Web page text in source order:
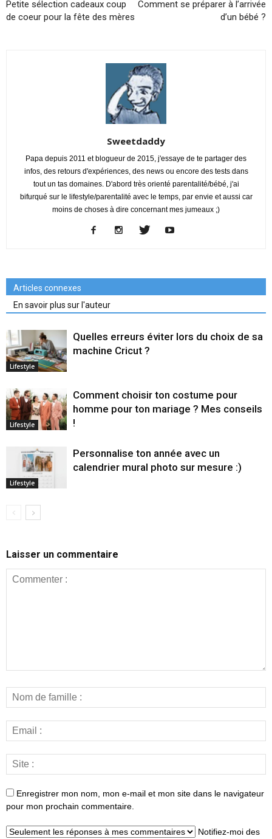
Petite sélection cadeaux coup
de coeur pour la fête des mères
Comment se préparer à l’arrivée
d’un bébé ?
Sweetdaddy
Papa depuis 2011 et blogueur de 2015, j'essaye de te partager des
infos, des retours d'expériences, des news ou encore des tests dans
tout un tas domaines. D'abord très orienté parentalité/bébé, j'ai
bifurqué sur le lifestyle/parentalité avec le temps, par envie et aussi car
moins de choses à dire concernant mes jumeaux ;)
Articles connexes
En savoir plus sur l'auteur
Lifestyle
Quelles erreurs éviter lors du choix de sa
machine Cricut ?
Lifestyle
Comment choisir ton costume pour
homme pour ton mariage ? Mes conseils
!
Lifestyle
Personnalise ton année avec un
calendrier mural photo sur mesure :)
Laisser un commentaire
Enregistrer mon nom, mon e-mail et mon site dans le navigateur
pour mon prochain commentaire.
Notifiez-moi des